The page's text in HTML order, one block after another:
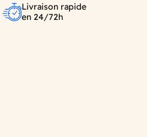
Livraison rapide
en 24/72h